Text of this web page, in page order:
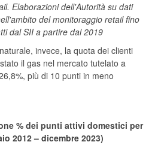
Elaborazioni dell'Autorità su dati
del monitoraggio retail fino
dal SII a partire dal 2019
invece, la quota dei clienti
il gas nel mercato tutelato a
più di 10 punti in meno
% dei punti attivi domestici per
2012 – dicembre 2023)